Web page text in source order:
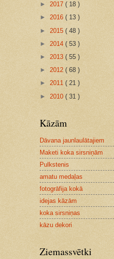
► 2017 ( 18 )
► 2016 ( 13 )
► 2015 ( 48 )
► 2014 ( 53 )
► 2013 ( 55 )
► 2012 ( 68 )
► 2011 ( 21 )
► 2010 ( 31 )
Kāzām
Dāvana jaunlaulātajiem
Maketi koka sirsniņām
Pulkstenis
amatu medaļas
fotogrāfija kokā
idejas kāzām
koka sirsniņas
kāzu dekori
Ziemassvētki